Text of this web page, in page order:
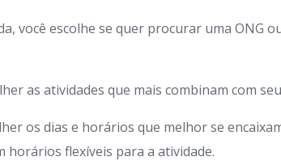
você escolhe se quer procurar uma ONG
as atividades que mais combinam com
os dias e horários que melhor se
horários flexíveis para a atividade.